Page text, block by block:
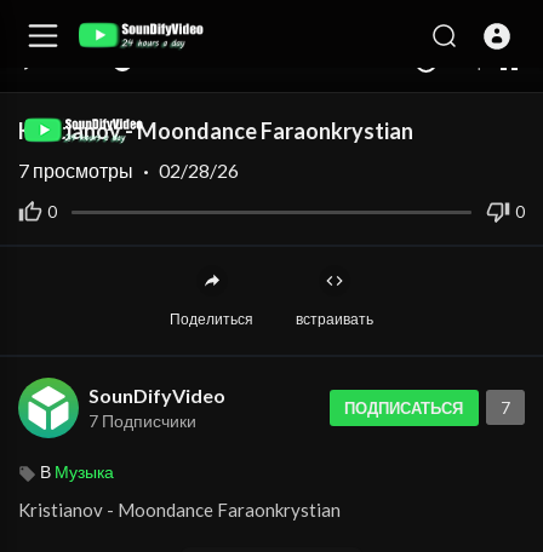
Kristianov - Moondance Faraonkrystian
0 0
7 просмотры · 02/28/26
Поделиться встраивать
SounDifyVideo
7 Подписчики
ПОДПИСАТЬСЯ 7
В Музыка
⁣Kristianov - Moondance Faraonkrystian